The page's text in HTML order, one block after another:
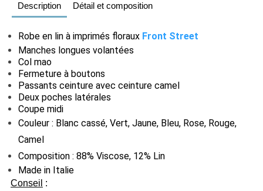
Description Détail et composition
Robe en lin à imprimés floraux Front Street
Manches longues volantées
Col mao
Fermeture à boutons
Passants ceinture avec ceinture camel
Deux poches latérales
Coupe midi
Couleur : Blanc cassé, Vert, Jaune, Bleu, Rose, Rouge,
Camel
Composition : 88% Viscose, 12% Lin
Made in Italie
Conseil :